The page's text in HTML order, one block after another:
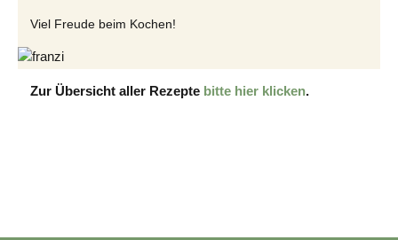
Viel Freude beim Kochen!
Zur Übersicht aller Rezepte bitte hier klicken.